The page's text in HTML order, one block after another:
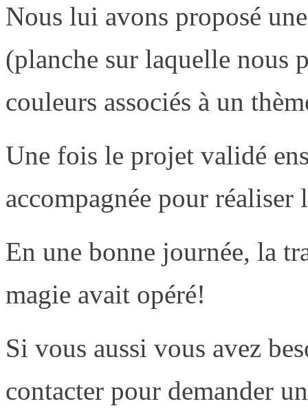
Nous lui avons proposé
(planche sur laquelle nous
couleurs associés à un
Une fois le projet validé
accompagnée pour
En une bonne journée, la
magie avait opéré!
Si vous aussi vous avez
contacter pour demander